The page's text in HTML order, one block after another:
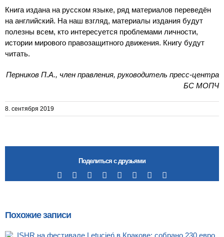
Книга издана на русском языке, ряд материалов переведён
на английский. На наш взгляд, материалы издания будут
полезны всем, кто интересуется проблемами личности,
истории мирового правозащитного движения. Книгу будут
читать.
Перников П.А., член правления, руководитель пресс-центра
БС МОПЧ
8. сентября 2019
Поделиться с друзьями
Facebook RedditLinkedIn
TumblrPinterest
Похожие записи